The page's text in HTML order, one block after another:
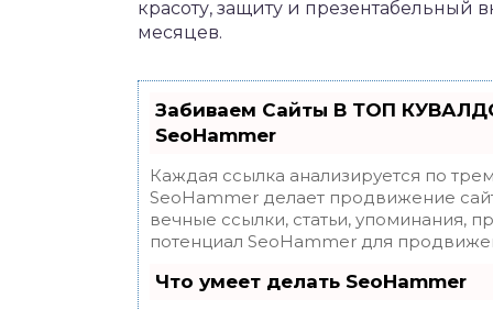
красоту, защиту и
месяцев.
Забиваем Сайты В ТОП
SeoHammer
Каждая ссылка анализируется по
SeoHammer делает продвижение
вечные ссылки, статьи, упоминания,
потенциал SeoHammer для
Что умеет делать SeoHammer